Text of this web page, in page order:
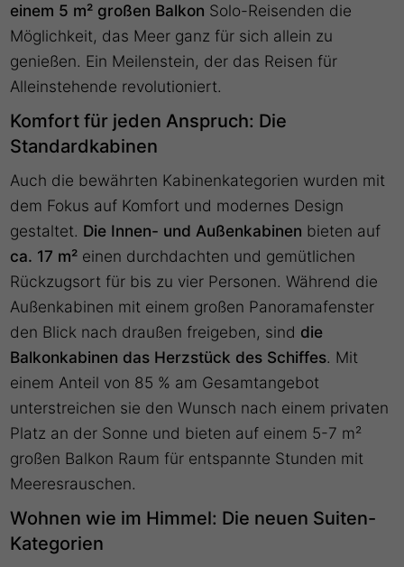
einem 5 m² großen Balkon Solo-Reisenden die
Möglichkeit, das Meer ganz für sich allein zu
genießen. Ein Meilenstein, der das Reisen für
Alleinstehende revolutioniert.
Komfort für jeden Anspruch: Die
Standardkabinen
Auch die bewährten Kabinenkategorien wurden mit
dem Fokus auf Komfort und modernes Design
gestaltet. Die Innen- und Außenkabinen bieten auf
ca. 17 m² einen durchdachten und gemütlichen
Rückzugsort für bis zu vier Personen. Während die
Außenkabinen mit einem großen Panoramafenster
den Blick nach draußen freigeben, sind die
Balkonkabinen das Herzstück des Schiffes. Mit
einem Anteil von 85 % am Gesamtangebot
unterstreichen sie den Wunsch nach einem privaten
Platz an der Sonne und bieten auf einem 5-7 m²
großen Balkon Raum für entspannte Stunden mit
Meeresrauschen.
Wohnen wie im Himmel: Die neuen Suiten-
Kategorien